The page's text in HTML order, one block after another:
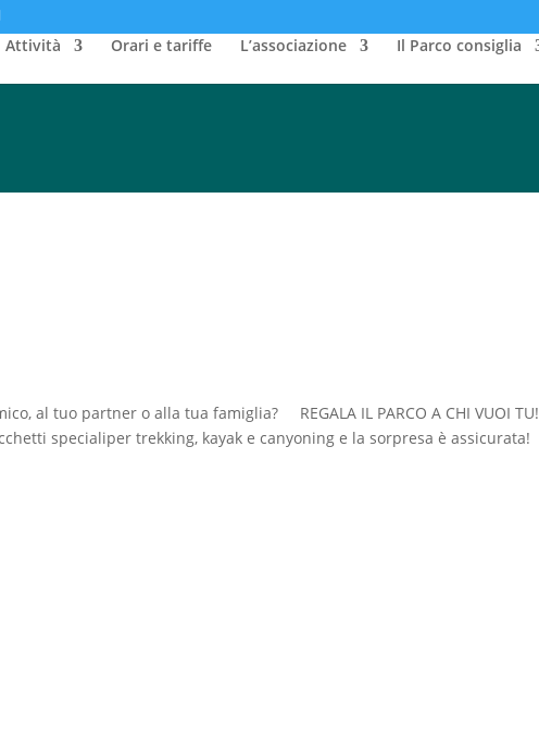
Attività Orari e tariffe L’associazione Il Parco consiglia
al tuo partner o alla tua famiglia? REGALA IL PARCO A CHI VUOI TU!
specialiper trekking, kayak e canyoning e la sorpresa è assicurata!